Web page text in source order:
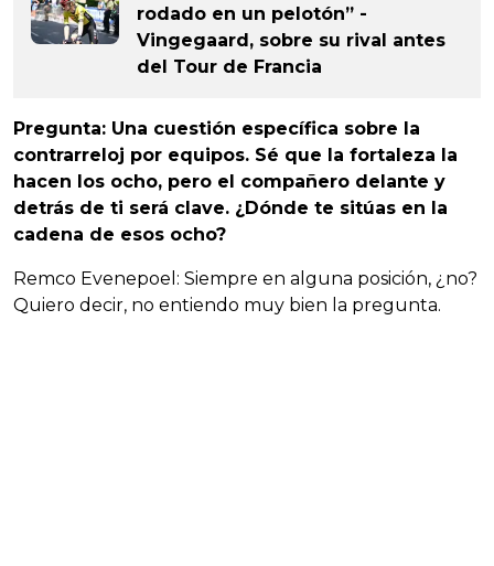
rodado en un pelotón” -
Vingegaard, sobre su rival antes
del Tour de Francia
Pregunta: Una cuestión específica sobre la
contrarreloj por equipos. Sé que la fortaleza la
hacen los ocho, pero el compañero delante y
detrás de ti será clave. ¿Dónde te sitúas en la
cadena de esos ocho?
Remco Evenepoel: Siempre en alguna posición, ¿no?
Quiero decir, no entiendo muy bien la pregunta.